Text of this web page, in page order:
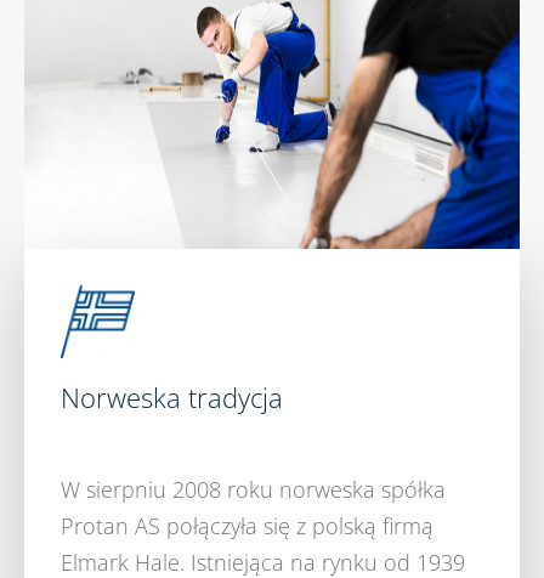
Norweska tradycja
W sierpniu 2008 roku norweska spółka
Protan AS połączyła się z polską firmą
Elmark Hale. Istniejąca na rynku od 1939